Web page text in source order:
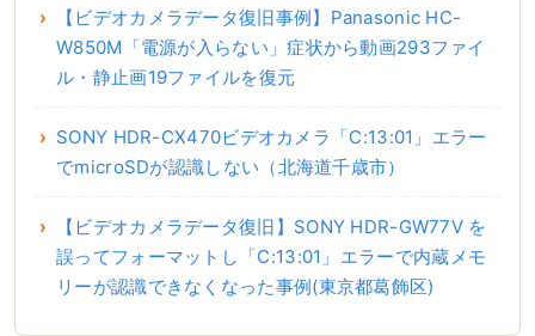
【ビデオカメラデータ復旧事例】Panasonic HC-
W850M「電源が入らない」症状から動画293ファイ
ル・静止画19ファイルを復元
SONY HDR-CX470ビデオカメラ「C:13:01」エラー
でmicroSDが認識しない（北海道千歳市）
【ビデオカメラデータ復旧】SONY HDR-GW77V を
誤ってフォーマットし「C:13:01」エラーで内蔵メモ
リーが認識できなくなった事例(東京都葛飾区)